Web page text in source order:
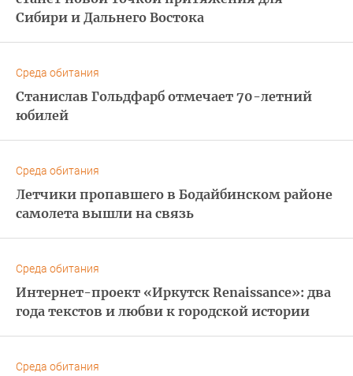
Сибири и Дальнего Востока
Среда обитания
Станислав Гольдфарб отмечает 70-летний
юбилей
Среда обитания
Летчики пропавшего в Бодайбинском районе
самолета вышли на связь
Среда обитания
Интернет-проект «Иркутск Renaissance»: два
года текстов и любви к городской истории
Среда обитания